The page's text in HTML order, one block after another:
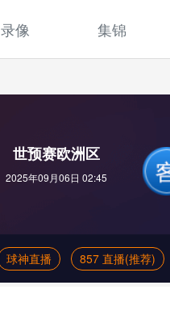
录像 集锦
世预赛欧洲区
2025年09月06日 02:45
球神直播 857 直播(推荐)